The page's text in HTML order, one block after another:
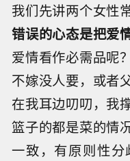
我们先讲两个女性
错误的心态是把爱
爱情看作必需品呢
不嫁没人要，或者
在我耳边叨叨，我
篮子的都是菜的情
一致，有原则性